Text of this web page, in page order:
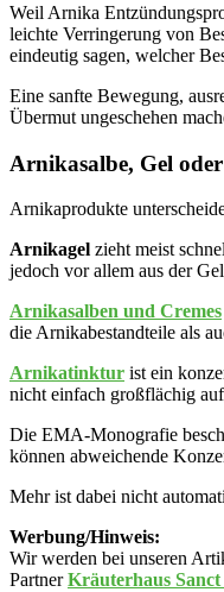
Weil Arnika
leichte Verringerung von
eindeutig sagen, welcher
Eine sanfte Bewegung,
Übermut ungeschehen
Arnikasalbe, Gel
Arnikaprodukte
Arnikagel zieht meist
jedoch vor allem aus der
Arnikasalben und Cremes
die Arnikabestandteile als
Arnikatinktur ist ein
nicht einfach großflächig
Die EMA-Monografie
können abweichende
Mehr ist dabei nicht
Werbung/Hinweis:
Wir werden bei unseren
PartnerKräuterhaus